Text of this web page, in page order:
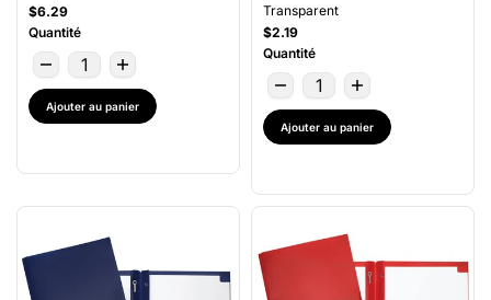
$6.29
Quantité
Ajouter au panier
Transparent
$2.19
Quantité
Ajouter au panier